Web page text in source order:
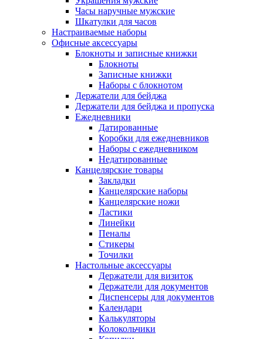
Часы наручные мужские
Шкатулки для часов
Настраиваемые наборы
Офисные аксессуары
Блокноты и записные книжки
Блокноты
Записные книжки
Наборы с блокнотом
Держатели для бейджа
Держатели для бейджа и пропуска
Ежедневники
Датированные
Коробки для ежедневников
Наборы с ежедневником
Недатированные
Канцелярские товары
Закладки
Канцелярские наборы
Канцелярские ножи
Ластики
Линейки
Пеналы
Стикеры
Точилки
Настольные аксессуары
Держатели для визиток
Держатели для документов
Диспенсеры для документов
Календари
Калькуляторы
Колокольчики